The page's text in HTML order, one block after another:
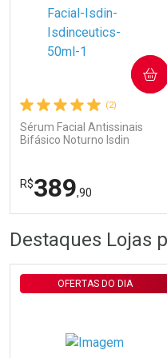
Ativar Desconto
Comprar sem Desconto
Comprar sem Desconto
(2)
Sérum Facial Antissinais
Bifásico Noturno Isdin
R$389,90
COMPRAR
Laboratório
Por Menos
Destaques Lojas
OFERTAS DO DIA